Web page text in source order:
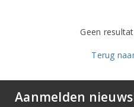
Geen
Terug
Aanmelden